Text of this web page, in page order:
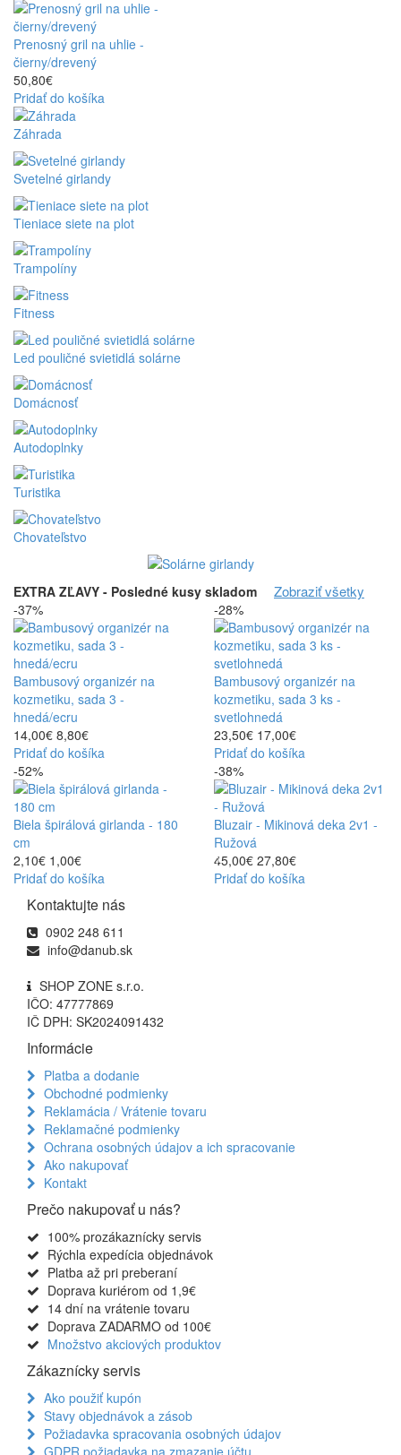
Prenosný gril na uhlie -
čierny/drevený
50,80€
Pridať do košíka
Záhrada
Svetelné girlandy
Tieniace siete na plot
Trampolíny
Fitness
Led pouličné svietidlá solárne
Domácnosť
Autodoplnky
Turistika
Chovateľstvo
EXTRA ZĽAVY - Posledné kusy skladom Zobraziť všetky
-37%
Bambusový organizér na
kozmetiku, sada 3 -
hnedá/ecru
14,00€ 8,80€
Pridať do košíka
-28%
Bambusový organizér na
kozmetiku, sada 3 ks -
svetlohnedá
23,50€ 17,00€
Pridať do košíka
-52%
Biela špirálová girlanda - 180
cm
2,10€ 1,00€
Pridať do košíka
-38%
Bluzair - Mikinová deka 2v1 -
Ružová
45,00€ 27,80€
Pridať do košíka
Kontaktujte nás
0902 248 611
info@danub.sk
SHOP ZONE s.r.o.
IČO: 47777869
IČ DPH: SK2024091432
Informácie
Platba a dodanie
Obchodné podmienky
Reklamácia / Vrátenie tovaru
Reklamačné podmienky
Ochrana osobných údajov a ich spracovanie
Ako nakupovať
Kontakt
Prečo nakupovať u nás?
100% prozákaznícky servis
Rýchla expedícia objednávok
Platba až pri preberaní
Doprava kuriérom od 1,9€
14 dní na vrátenie tovaru
Doprava ZADARMO od 100€
Množstvo akciových produktov
Zákaznícky servis
Ako použiť kupón
Stavy objednávok a zásob
Požiadavka spracovania osobných údajov
GDPR požiadavka na zmazanie účtu